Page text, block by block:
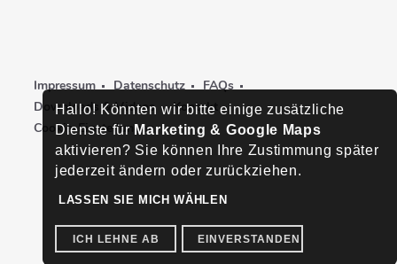
Impressum Datenschutz
FAQs
Downloads & Videos
Kontakt
Cookie-Einstellungen
Hallo! Könnten wir bitte einige zusätzliche
Dienste für Marketing & Google Maps
aktivieren? Sie können Ihre Zustimmung später
jederzeit ändern oder zurückziehen.
LASSEN SIE MICH WÄHLEN
ICH LEHNE AB EINVERSTANDEN